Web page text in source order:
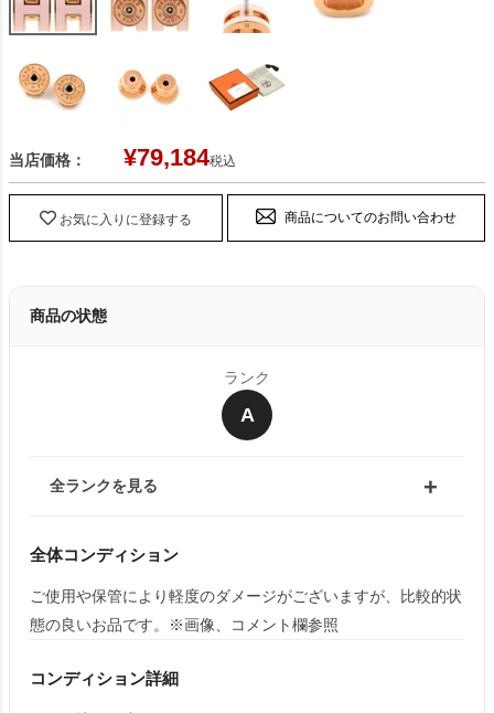
当店価格： ¥79,184税込
お気に入りに登録する 商品についてのお問い合わせ
商品の状態
ランク
A
全ランクを見る
全体コンディション
ご使用や保管により軽度のダメージがございますが、比較的状
態の良いお品です。※画像、コメント欄参照
コンディション詳細